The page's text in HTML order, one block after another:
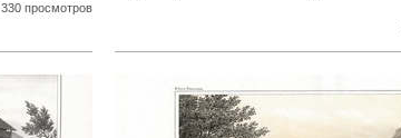
330 просмотров